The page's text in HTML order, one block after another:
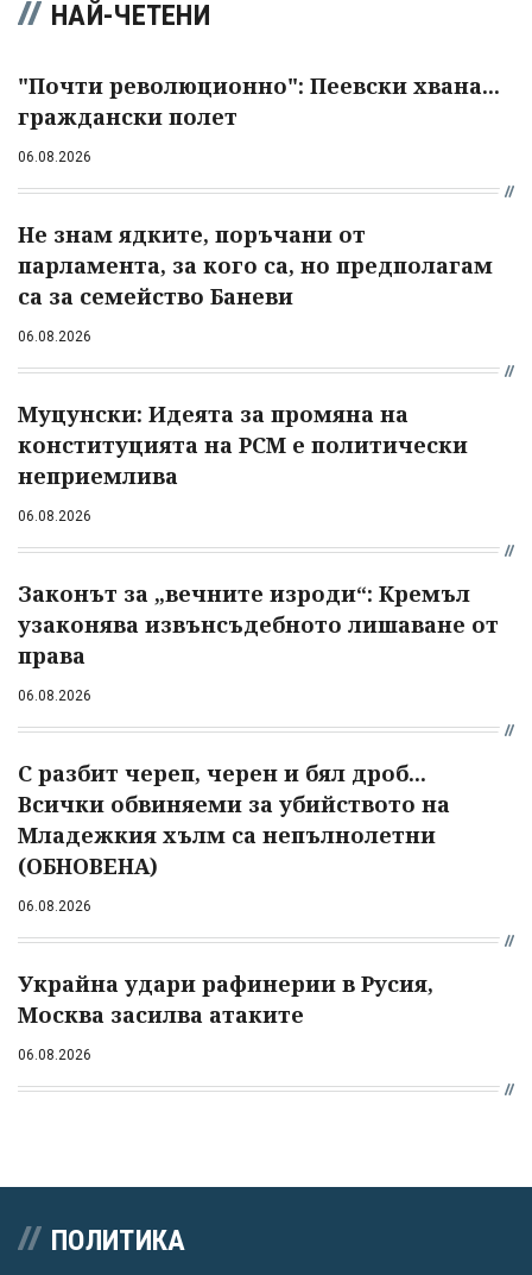
НАЙ-ЧЕТЕНИ
"Почти революционно": Пеевски хвана...
граждански полет
06.08.2026
Не знам ядките, поръчани от
парламента, за кого са, но предполагам
са за семейство Баневи
06.08.2026
Муцунски: Идеята за промяна на
конституцията на РСМ е политически
неприемлива
06.08.2026
Законът за „вечните изроди“: Кремъл
узаконява извънсъдебното лишаване от
права
06.08.2026
С разбит череп, черен и бял дроб...
Всички обвиняеми за убийството на
Младежкия хълм са непълнолетни
(ОБНОВЕНА)
06.08.2026
Украйна удари рафинерии в Русия,
Москва засилва атаките
06.08.2026
ПОЛИТИКА